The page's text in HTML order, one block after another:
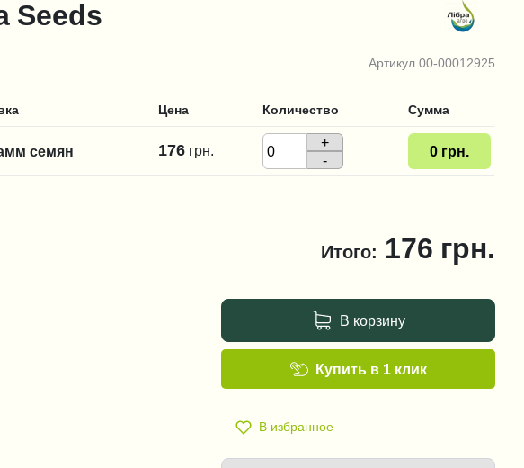
Артикул 00-00012925
Seeds
Цена Количество Сумма
семян 176 грн.
+
-
0 грн.
Итого: 176 грн.
В корзину
В избранное
Купить в 1 клик